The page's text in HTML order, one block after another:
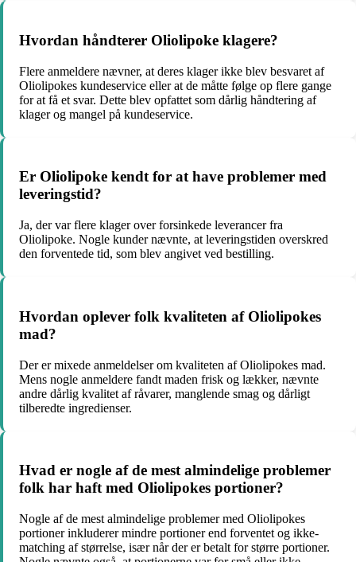
Hvordan håndterer Oliolipoke klagere?
Flere anmeldere nævner, at deres klager ikke blev besvaret af
Oliolipokes kundeservice eller at de måtte følge op flere gange
for at få et svar. Dette blev opfattet som dårlig håndtering af
klager og mangel på kundeservice.
Er Oliolipoke kendt for at have problemer med
leveringstid?
Ja, der var flere klager over forsinkede leverancer fra
Oliolipoke. Nogle kunder nævnte, at leveringstiden overskred
den forventede tid, som blev angivet ved bestilling.
Hvordan oplever folk kvaliteten af Oliolipokes
mad?
Der er mixede anmeldelser om kvaliteten af Oliolipokes mad.
Mens nogle anmeldere fandt maden frisk og lækker, nævnte
andre dårlig kvalitet af råvarer, manglende smag og dårligt
tilberedte ingredienser.
Hvad er nogle af de mest almindelige problemer
folk har haft med Oliolipokes portioner?
Nogle af de mest almindelige problemer med Oliolipokes
portioner inkluderer mindre portioner end forventet og ikke-
matching af størrelse, især når der er betalt for større portioner.